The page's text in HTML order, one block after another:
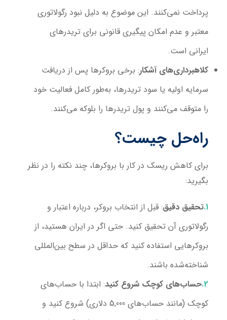
پرداخت نمی‌کنند. این موضوع به دلیل نبود رگولاتوری
معتبر و عدم امکان پیگیری قانونی برای تریدرهای
ایرانی است.
کلاهبرداری‌های آشکار: برخی بروکرها پس از دریافت
سرمایه اولیه یا سود تریدرها، به‌طور کامل فعالیت خود
را متوقف می‌کنند و پول تریدرها را بلوکه می‌کنند.
راه‌حل چیست؟
برای کاهش ریسک در کار با بروکرها، چند نکته را در نظر
بگیرید:
تحقیق دقیق: قبل از انتخاب بروکر، درباره اعتبار و
رگولاتوری آن تحقیق کنید. حتی اگر در ایران هستید، از
بروکرهایی استفاده کنید که حداقل در سطح بین‌المللی
شناخته‌شده باشند.
حساب‌های کوچک شروع کنید: ابتدا با حساب‌های
کوچک (مانند حساب‌های 5,000 دلاری) شروع کنید و